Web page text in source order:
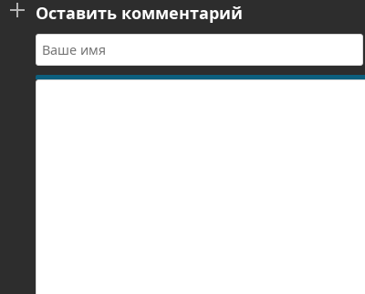
Оставить комментарий